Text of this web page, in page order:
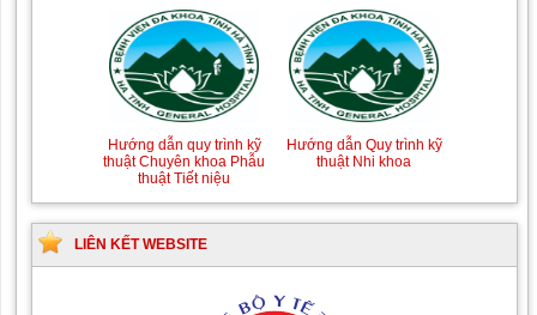
Hướng dẫn quy trình kỹ
thuật Chuyên khoa Phẫu
thuật Tiết niệu
Hướng dẫn Quy trình kỹ
thuật Nhi khoa
LIÊN KẾT WEBSITE